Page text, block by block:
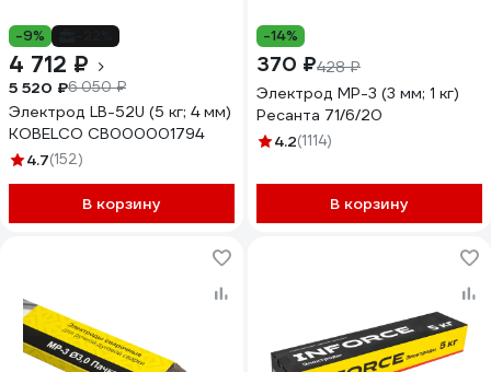
-9%
4 712 ₽
5 520 ₽6 050 ₽
Электрод LB-52U (5 кг; 4 мм)
KOBELCO СВ000001794
4.7(152)
В корзину
-14%
370 ₽428 ₽
Электрод МР-3 (3 мм; 1 кг)
Ресанта 71/6/20
4.2(1114)
В корзину